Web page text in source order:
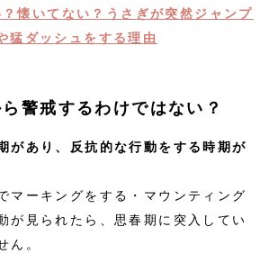
懐いてない？うさぎが突然ジャンプ
猛ダッシュをする理由
警戒するわけではない？
があり、反抗的な行動をする時期が
マーキングをする・マウンティング
が見られたら、思春期に突入してい
ん。